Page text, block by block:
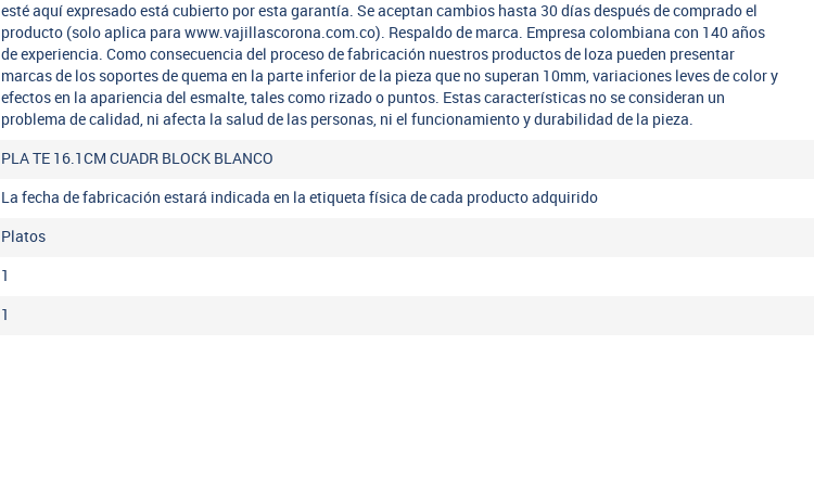
esté aquí expresado está cubierto por esta garantía. Se aceptan cambios hasta 30 días después de comprado el
producto (solo aplica para www.vajillascorona.com.co). Respaldo de marca. Empresa colombiana con 140 años
de experiencia. Como consecuencia del proceso de fabricación nuestros productos de loza pueden presentar
marcas de los soportes de quema en la parte inferior de la pieza que no superan 10mm, variaciones leves de color y
efectos en la apariencia del esmalte, tales como rizado o puntos. Estas características no se consideran un
problema de calidad, ni afecta la salud de las personas, ni el funcionamiento y durabilidad de la pieza.
PLA TE 16.1CM CUADR BLOCK BLANCO
La fecha de fabricación estará indicada en la etiqueta física de cada producto adquirido
Platos
1
1